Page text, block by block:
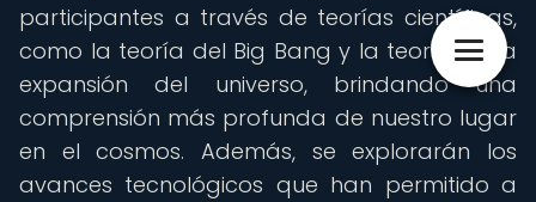
participantes a través de teorías científicas,
como la teoría del Big Bang y la teoría de la
expansión del universo, brindando una
comprensión más profunda de nuestro lugar
en el cosmos. Además, se explorarán los
avances tecnológicos que han permitido a